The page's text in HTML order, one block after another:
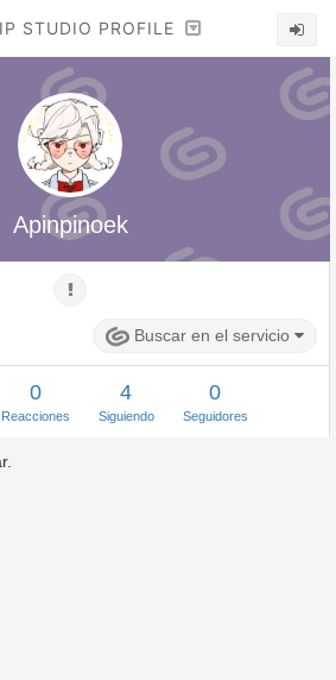
STUDIO PROFILE
Apinpinoek
Buscar en el servicio
0
Reacciones
4
Siguiendo
0
Seguidores